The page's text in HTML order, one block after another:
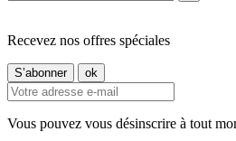
Recevez nos offres spéciales
Vous pouvez vous désinscrire à tout